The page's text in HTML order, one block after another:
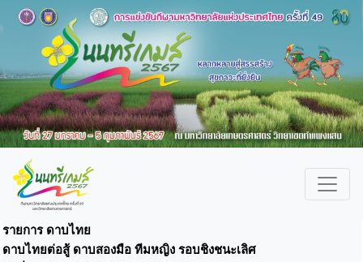
รายการ ดาบไทย
ดาบไทยต่อสู้ ดาบสองมือ ทีมหญิง รอบชิงชนะเลิศ